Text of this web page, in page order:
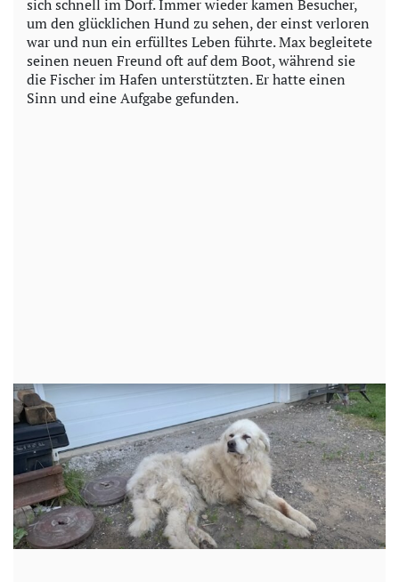
sich schnell im Dorf. Immer wieder kamen Besucher,
um den glücklichen Hund zu sehen, der einst verloren
war und nun ein erfülltes Leben führte. Max begleitete
seinen neuen Freund oft auf dem Boot, während sie
die Fischer im Hafen unterstützten. Er hatte einen
Sinn und eine Aufgabe gefunden.